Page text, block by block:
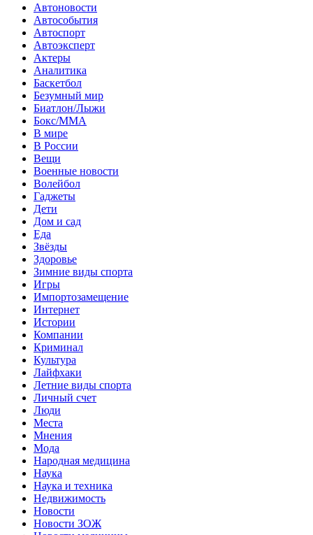
Автоновости
Автособытия
Автоспорт
Автоэксперт
Актеры
Аналитика
Баскетбол
Безумный мир
Биатлон/Лыжи
Бокс/MMA
В мире
В России
Вещи
Военные новости
Волейбол
Гаджеты
Дети
Дом и сад
Еда
Звёзды
Здоровье
Зимние виды спорта
Игры
Импортозамещение
Интернет
Истории
Компании
Криминал
Культура
Лайфхаки
Летние виды спорта
Личный счет
Люди
Места
Мнения
Мода
Народная медицина
Наука
Наука и техника
Недвижимость
Новости
Новости ЗОЖ